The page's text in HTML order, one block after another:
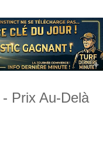
Prix Au-Delà